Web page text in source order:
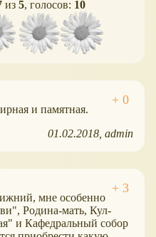
из 5, голосов: 10
и памятная.
01.02.2018 admin
мне особенно
Родина-мать, Кул-
и Кафедральный собор